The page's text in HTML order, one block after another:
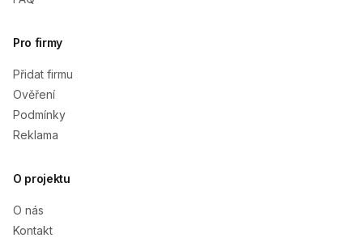
Pro firmy
Přidat firmu
Ověření
Podmínky
Reklama
O projektu
O nás
Kontakt